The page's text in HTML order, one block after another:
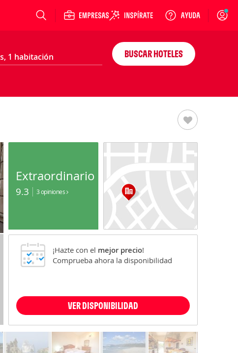
Login
BUSCAR HOTELES
Extraordinario
9.3 3 opiniones
¡Hazte con el mejor precio!
Comprueba ahora la disponibilidad
VER DISPONIBILIDAD